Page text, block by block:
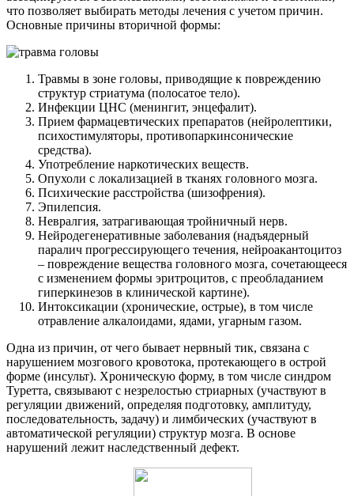
что позволяет выбирать методы лечения с учетом причин.
Основные причины вторичной формы:
Травмы в зоне головы, приводящие к повреждению
структур стриатума (полосатое тело).
Инфекции ЦНС (менингит, энцефалит).
Прием фармацевтических препаратов (нейролептики,
психостимуляторы, противопаркинсонические
средства).
Употребление наркотических веществ.
Опухоли с локализацией в тканях головного мозга.
Психические расстройства (шизофрения).
Эпилепсия.
Невралгия, затрагивающая тройничный нерв.
Нейродегенеративные заболевания (надъядерный
паралич прогрессирующего течения, нейроакантоцитоз
– повреждение вещества головного мозга, сочетающееся
с изменением формы эритроцитов, с преобладанием
гиперкинезов в клинической картине).
Интоксикации (хронические, острые), в том числе
отравление алкалоидами, ядами, угарным газом.
Одна из причин, от чего бывает нервный тик, связана с
нарушением мозгового кровотока, протекающего в острой
форме (инсульт). Хроническую форму, в том числе синдром
Туретта, связывают с незрелостью стриарных (участвуют в
регуляции движений, определяя подготовку, амплитуду,
последовательность, задачу) и лимбических (участвуют в
автоматической регуляции) структур мозга. В основе
нарушений лежит наследственный дефект.